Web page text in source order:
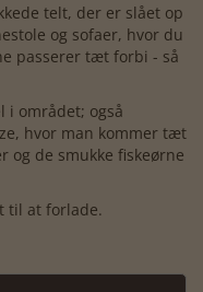
telt, der er slået op
og sofaer, hvor du
passerer tæt forbi - så
i området; også
hvor man kommer tæt
og de smukke fiskeørne
til at forlade.